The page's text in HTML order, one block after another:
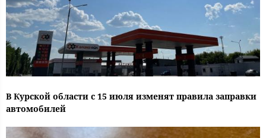
В Курской области с 15 июля изменят правила заправки
автомобилей